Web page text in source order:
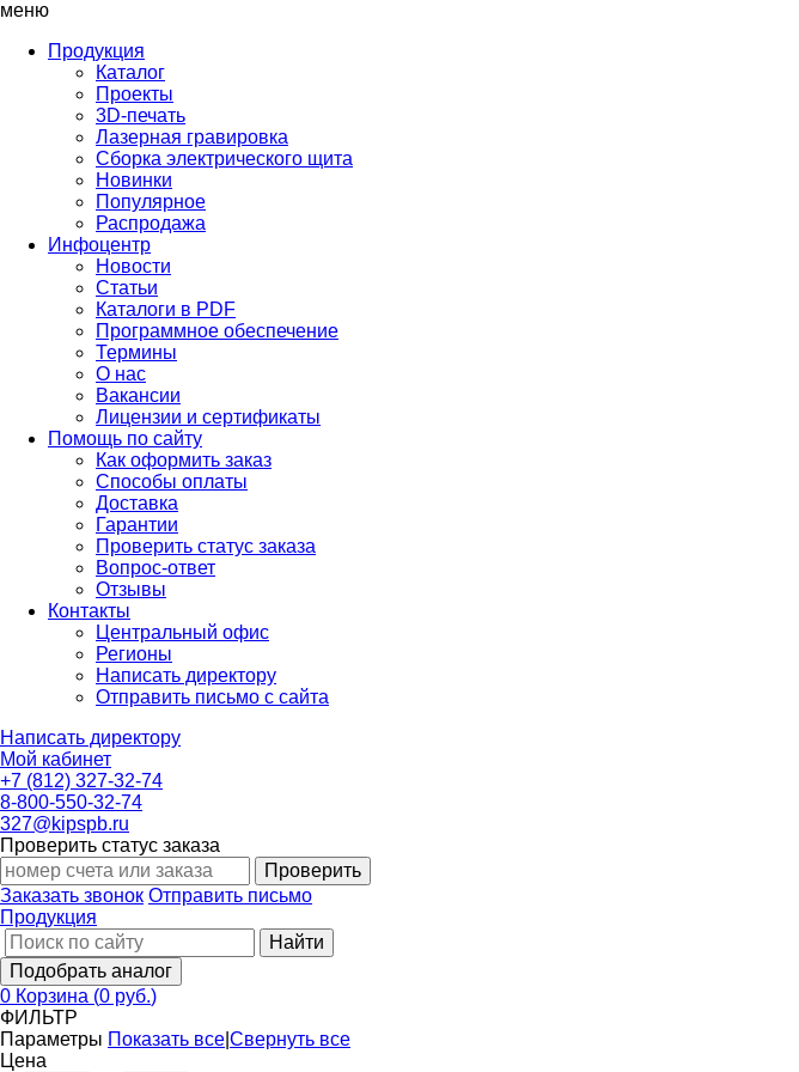
меню
Продукция
Каталог
Проекты
3D-печать
Лазерная гравировка
Сборка электрического щита
Новинки
Популярное
Распродажа
Инфоцентр
Новости
Статьи
Каталоги в PDF
Программное обеспечение
Термины
О нас
Вакансии
Лицензии и сертификаты
Помощь по сайту
Как оформить заказ
Способы оплаты
Доставка
Гарантии
Проверить статус заказа
Вопрос-ответ
Отзывы
Контакты
Центральный офис
Регионы
Написать директору
Отправить письмо с сайта
Написать директору
Мой кабинет
+7 (812) 327-32-74
8-800-550-32-74
327@kipspb.ru
Проверить статус заказа
Проверить
Заказать звонок Отправить письмо
Продукция
Найти
Подобрать аналог
0 Корзина (0 руб.)
ФИЛЬТР
Параметры Показать все Свернуть все
Цена